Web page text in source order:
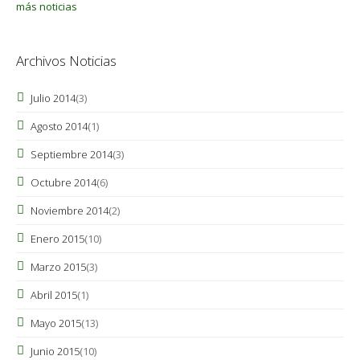
más noticias
Archivos Noticias
Julio 2014(3)
Agosto 2014(1)
Septiembre 2014(3)
Octubre 2014(6)
Noviembre 2014(2)
Enero 2015(10)
Marzo 2015(3)
Abril 2015(1)
Mayo 2015(13)
Junio 2015(10)